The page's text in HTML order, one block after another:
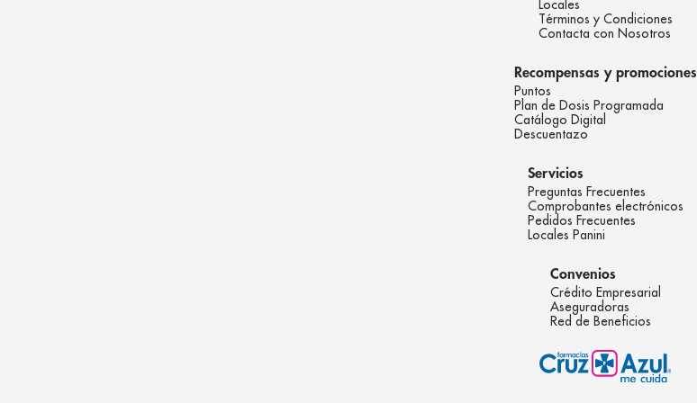
Locales
Términos y Condiciones
Contacta con Nosotros
Recompensas y promociones
Puntos
Plan de Dosis Programada
Catálogo Digital
Descuentazo
Servicios
Preguntas Frecuentes
Comprobantes electrónicos
Pedidos Frecuentes
Locales Panini
Convenios
Crédito Empresarial
Aseguradoras
Red de Beneficios